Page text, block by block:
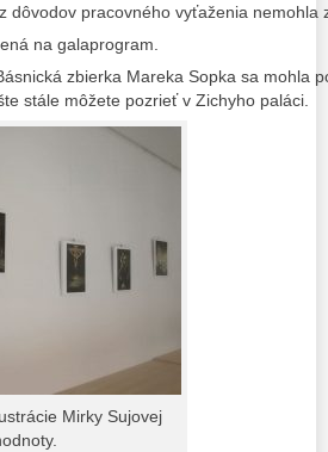
dôvodov pracovného vyťaženia nemohla
na galaprogram.
zbierka Mareka Sopka sa mohla
stále môžete pozrieť v Zichyho paláci.
Mirky Sujovej